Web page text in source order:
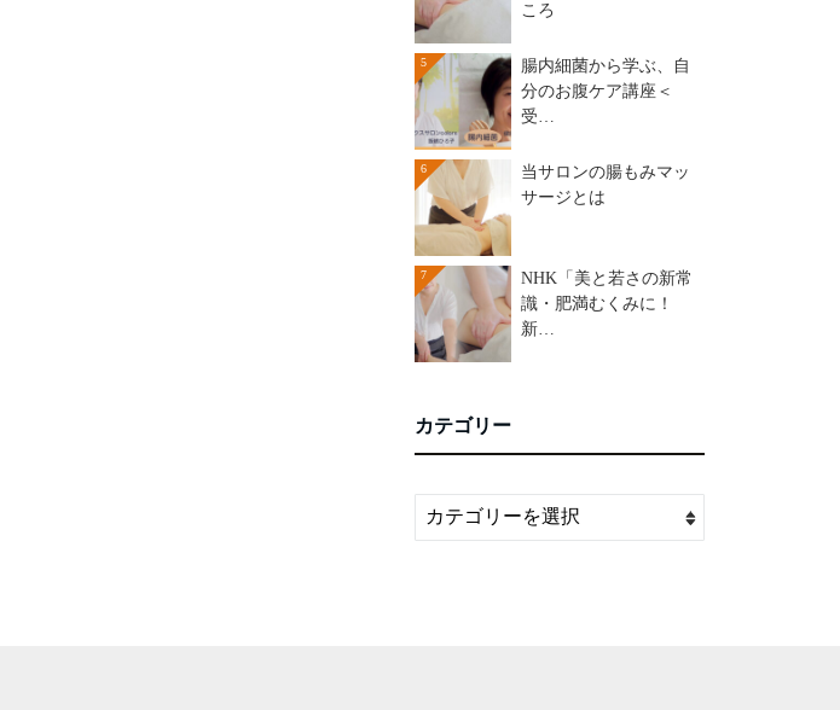
ころ
5
腸内細菌から学ぶ、自
分のお腹ケア講座＜
受…
6
当サロンの腸もみマッ
サージとは
7
NHK「美と若さの新常
識・肥満むくみに！
新…
カテゴリー